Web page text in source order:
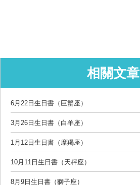
相關文章
6月22日生日書（巨蟹座）
3月26日生日書（白羊座）
1月12日生日書（摩羯座）
10月11日生日書（天秤座）
8月9日生日書（獅子座）